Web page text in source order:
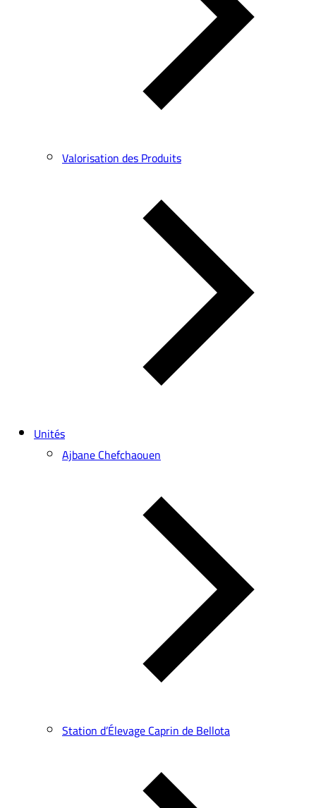
Valorisation des Produits
Unités
Ajbane Chefchaouen
Station d’Élevage Caprin de Bellota